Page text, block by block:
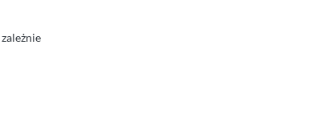
zależnie